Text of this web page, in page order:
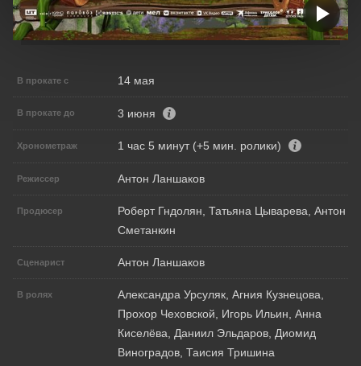
В прокате с 14 мая
В прокате до 3 июня
Хронометраж 1 час 5 минут (+5 мин. ролики)
Режиссер Антон Ланшаков
Продюсер
Роберт Гндолян, Татьяна Цыварева, Антон
Сметанкин
Сценарист Антон Ланшаков
В ролях
Александра Урсуляк, Агния Кузнецова,
Прохор Чеховской, Игорь Ильин, Анна
Киселёва, Даниил Эльдаров, Диомид
Виноградов, Таисия Тришина